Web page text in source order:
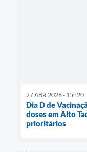
27 ABR 2026 - 15h20
Dia D de
doses em Alto
prioritários